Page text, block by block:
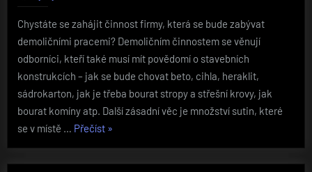
Chystáte se zahájit činnost firmy, která se bude zabývat
demoličními pracemi? Demoličním činnostem se věnují
odborníci, kteří také musí mít povědomí o stavebních
konstrukcích – jak se bude chovat beto, cihla, heraklit,
sádrokarton, jak je třeba bourat stropy a střešní krovy, jak
bourat komíny atp. Další zásadní věc je množství sutin, které
se v místě … Přečíst„Propagujeme
Internetu
»